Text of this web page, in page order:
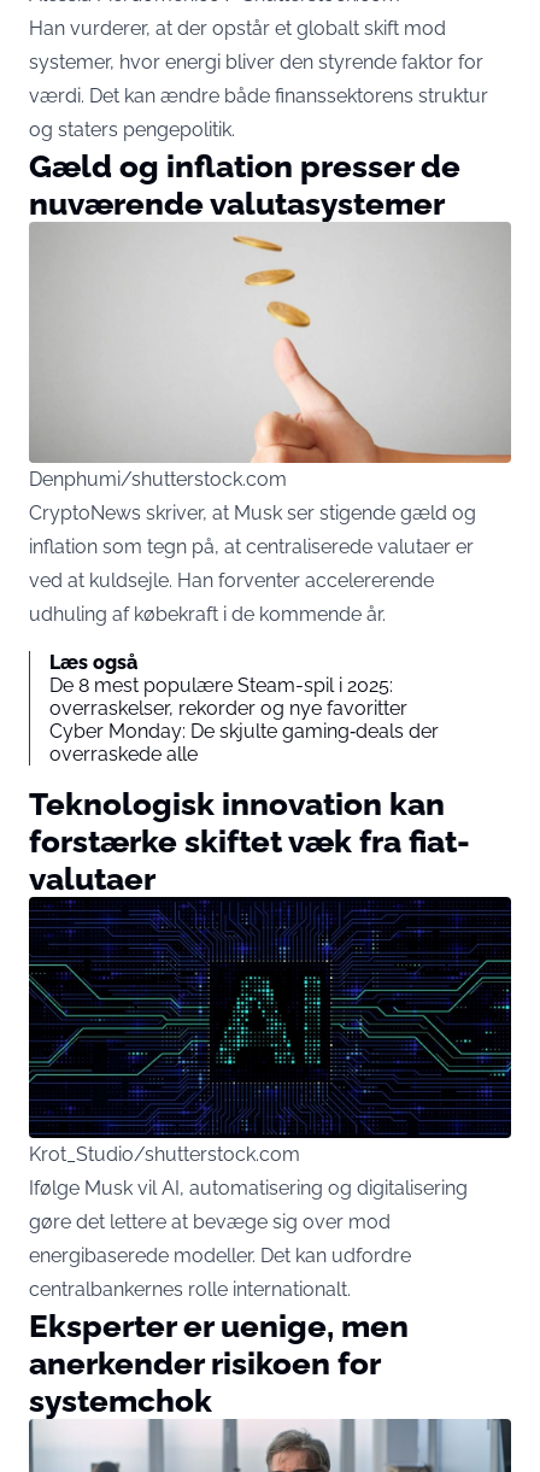
Han vurderer, at der opstår et globalt skift mod
systemer, hvor energi bliver den styrende faktor for
værdi. Det kan ændre både finanssektorens struktur
og staters pengepolitik.
Gæld og inflation presser de
nuværende valutasystemer
Denphumi/shutterstock.com
CryptoNews skriver, at Musk ser stigende gæld og
inflation som tegn på, at centraliserede valutaer er
ved at kuldsejle. Han forventer accelererende
udhuling af købekraft i de kommende år.
Læs også
De 8 mest populære Steam-spil i 2025:
overraskelser, rekorder og nye favoritter
Cyber Monday: De skjulte gaming‐deals der
overraskede alle
Teknologisk innovation kan
forstærke skiftet væk fra fiat-
valutaer
Krot_Studio/shutterstock.com
Ifølge Musk vil AI, automatisering og digitalisering
gøre det lettere at bevæge sig over mod
energibaserede modeller. Det kan udfordre
centralbankernes rolle internationalt.
Eksperter er uenige, men
anerkender risikoen for
systemchok